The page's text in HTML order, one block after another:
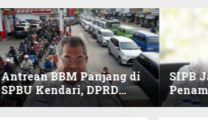
Antrean BBM Panjang di
SPBU Kendari, DPRD
Sultra Duga Sistem
SIPB